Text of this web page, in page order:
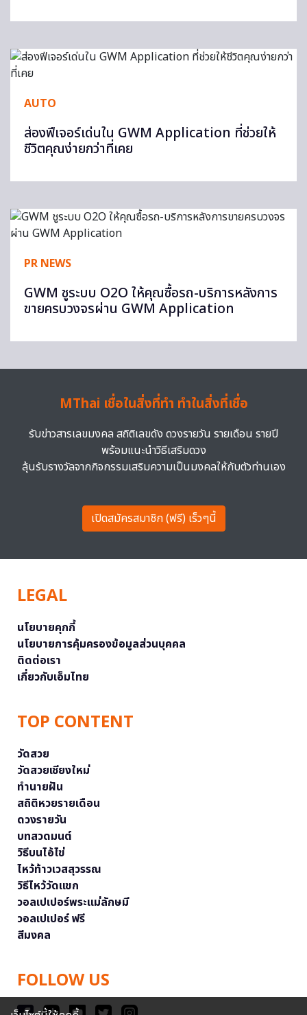
AUTO
ส่องฟีเจอร์เด่นใน GWM Application ที่ช่วยให้
ชีวิตคุณง่ายกว่าที่เคย
PR NEWS
GWM ชูระบบ O2O ให้คุณซื้อรถ-บริการหลังการ
ขายครบวงจรผ่าน GWM Application
MThai เชื่อในสิ่งที่ทำ ทำในสิ่งที่เชื่อ
รับข่าวสารเลขมงคล สถิติเลขดัง ดวงรายวัน รายเดือน รายปี
พร้อมแนะนำวิธีเสริมดวง
ลุ้นรับรางวัลจากกิจกรรมเสริมความเป็นมงคลให้กับตัวท่านเอง
เปิดสมัครสมาชิก (ฟรี) เร็วๆนี้
LEGAL
นโยบายคุกกี้
นโยบายการคุ้มครองข้อมูลส่วนบุคคล
ติดต่อเรา
เกี่ยวกับเอ็มไทย
TOP CONTENT
วัดสวย
วัดสวยเชียงใหม่
ทำนายฝัน
สถิติหวยรายเดือน
ดวงรายวัน
บทสวดมนต์
วิธีบนไอ้ไข่
ไหว้ท้าวเวสสุวรรณ
วิธีไหว้วัดแขก
วอลเปเปอร์พระแม่ลักษมี
วอลเปเปอร์ ฟรี
สีมงคล
FOLLOW US